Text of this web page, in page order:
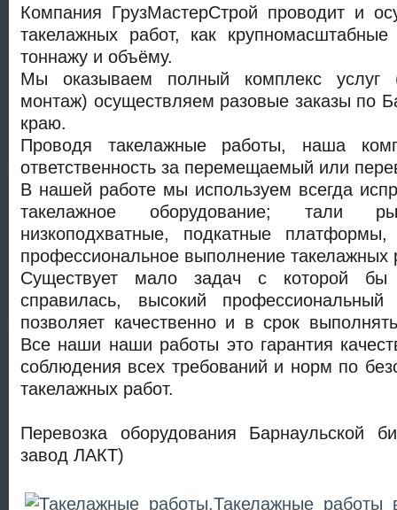
Компания ГрузМастерСтрой проводит и
такелажных работ, как
тоннажу и объёму.
Мы оказываем полный комплекс услуг
монтаж) осуществляем разовые заказы по
краю.
Проводя такелажные работы, наша
ответственность за перемещаемый или
В нашей работе мы используем всегда
такелажное оборудование; тали
низкоподхватные, подкатные
профессиональное выполнение такелажных
Существует мало задач с которой
справилась, высокий профессиональный
позволяет качественно и в срок
Все наши наши работы это гарантия
соблюдения всех требований и норм по
такелажных работ.
Перевозка оборудования Барнаульской
завод ЛАКТ)